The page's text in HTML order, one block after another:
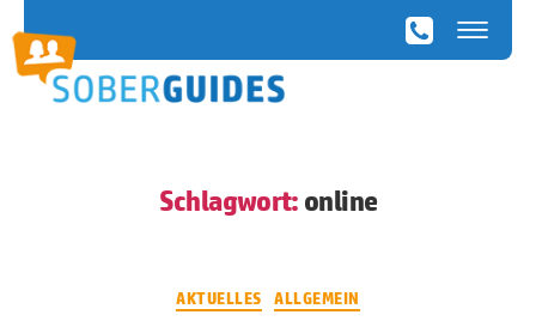
Schlagwort: online
Kategorien
AKTUELLES ALLGEMEIN